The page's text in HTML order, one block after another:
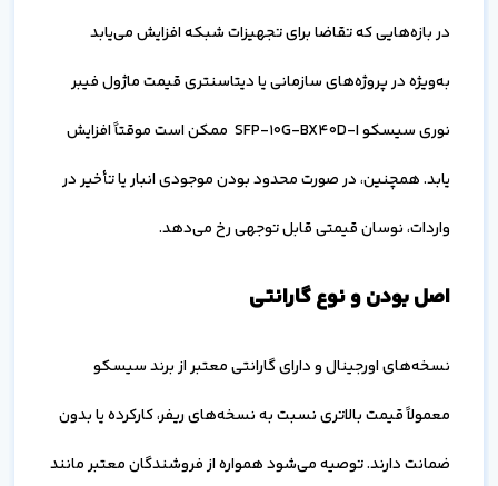
در بازه‌هایی که تقاضا برای تجهیزات شبکه افزایش می‌یابد
به‌ویژه در پروژه‌های سازمانی یا دیتاسنتری قیمت ماژول فیبر
نوری سیسکو SFP-10G-BX40D-I ممکن است موقتاً افزایش
یابد. همچنین، در صورت محدود بودن موجودی انبار یا تأخیر در
واردات، نوسان قیمتی قابل توجهی رخ می‌دهد.
اصل بودن و نوع گارانتی
نسخه‌های اورجینال و دارای گارانتی معتبر از برند سیسکو
معمولاً قیمت بالاتری نسبت به نسخه‌های ریفر، کارکرده یا بدون
ضمانت دارند. توصیه می‌شود همواره از فروشندگان معتبر مانند